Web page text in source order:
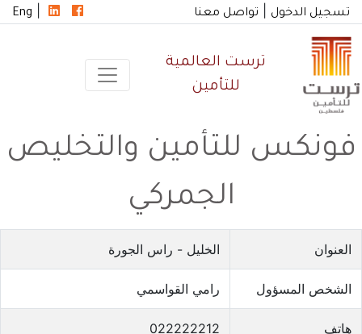
تسجيل الدخول تواصل معنا Eng
ترست العالمية
للتأمين
فونكس للتأمين والتخليص
الجمركي
العنوان الخليل - راس الجورة
الشخص المسؤول رامي القواسمي
هاتف 022222212